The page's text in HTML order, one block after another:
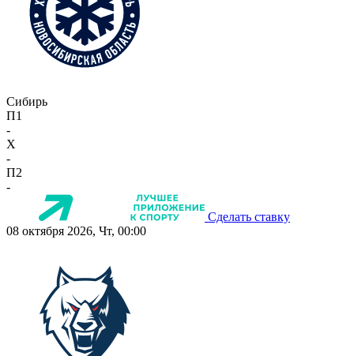
Сибирь
П1
-
X
-
П2
-
Сделать ставку
08 октября 2026, Чт, 00:00